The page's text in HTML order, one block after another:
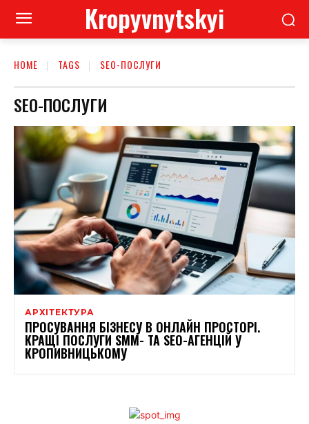
Kropyvnytskyi
HOME TAGS SEO-ПОСЛУГИ
SEO-ПОСЛУГИ
АРХІТЕКТУРА
ПРОСУВАННЯ БІЗНЕСУ В ОНЛАЙН ПРОСТОРІ.
КРАЩІ ПОСЛУГИ SMM- ТА SEO-АГЕНЦІЙ У
КРОПИВНИЦЬКОМУ